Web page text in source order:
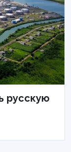
русскую